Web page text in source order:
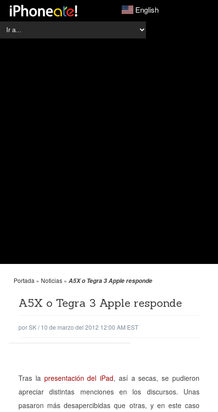
English
Portada » Noticias » A5X o Tegra 3 Apple responde
A5X o Tegra 3 Apple responde
porSK/10 de marzo del 2012 12:00 AM EST
Tras la presentación del iPad, así a secas, se pudieron
apreciar distintas menciones en los discursos. Unas
pasaron más desapercibidas que otras, y en este caso